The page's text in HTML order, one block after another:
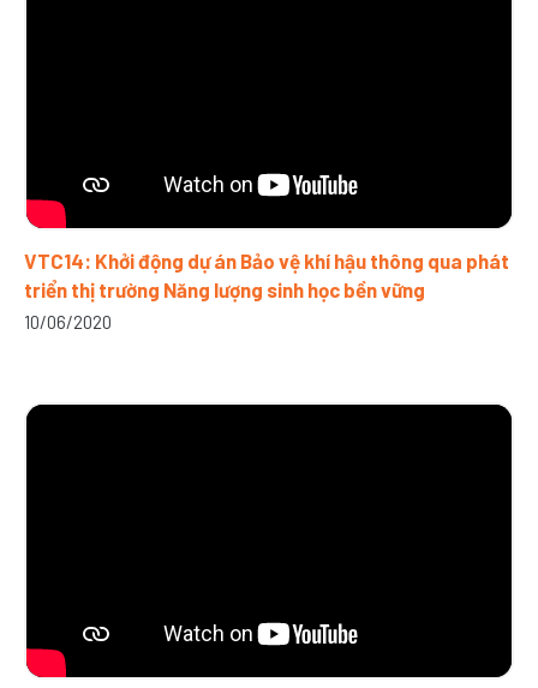
VTC14: Khởi động dự án Bảo vệ khí hậu thông qua phát
triển thị trường Năng lượng sinh học bền vững
10/06/2020